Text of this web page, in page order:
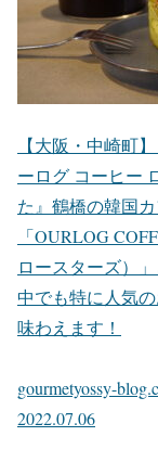
【大阪・中崎町
ーログ コーヒー
た』鶴橋の韓国
「OURLOG
ロースターズ）
中でも特に人気
味わえます！
gourmetyossy-
2022.07.06